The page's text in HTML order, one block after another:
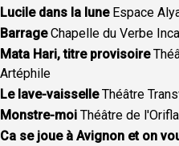
Lucile dans la luneEspace
BarrageChapelle du Verbe
Mata Hari, titre provisoire
Artéphile
Le lave-vaisselleThéâtre
Monstre-moi Théâtre de
Ca se joue à Avignon et on